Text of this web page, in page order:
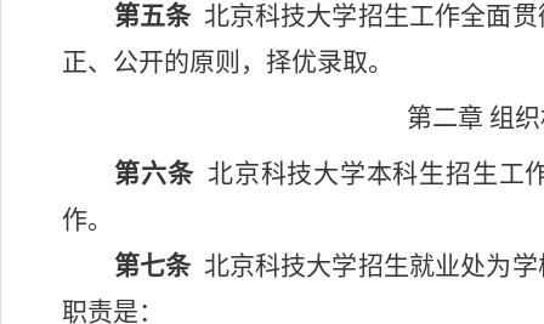
第五条 北京科技大学招生工作全面
正、公开的原则，择优录取。
第二章 组
第六条 北京科技大学本科生招生工
作。
第七条 北京科技大学招生就业处为
职责是：